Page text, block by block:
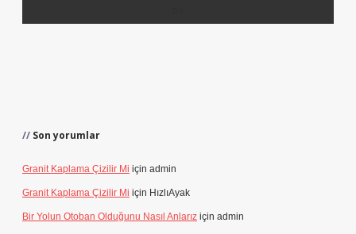
Son yorumlar
Granit Kaplama Çizilir Mi için admin
Granit Kaplama Çizilir Mi için HızlıAyak
Bir Yolun Otoban Olduğunu Nasıl Anlarız için admin